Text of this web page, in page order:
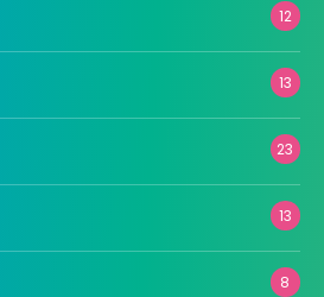
12
13
23
13
8